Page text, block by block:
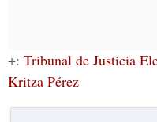
+: Tribunal de Justicia
Kritza Pérez